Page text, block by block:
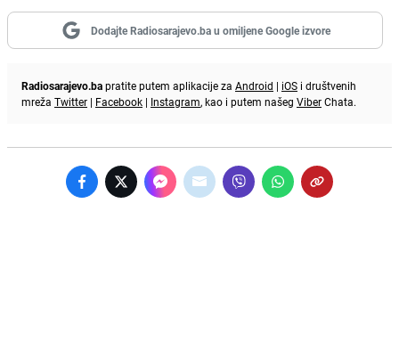
Dodajte Radiosarajevo.ba u omiljene Google izvore
Radiosarajevo.bapratite putem aplikacije za Android | iOS i društvenih
mreža Twitter | Facebook | Instagram, kao i putem našeg ViberChata.